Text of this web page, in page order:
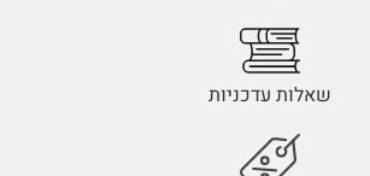
שאלות עדכניות